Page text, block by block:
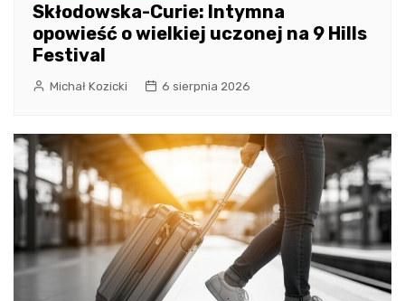
Skłodowska-Curie: Intymna
opowieść o wielkiej uczonej na 9 Hills
Festival
Michał Kozicki 6 sierpnia 2026